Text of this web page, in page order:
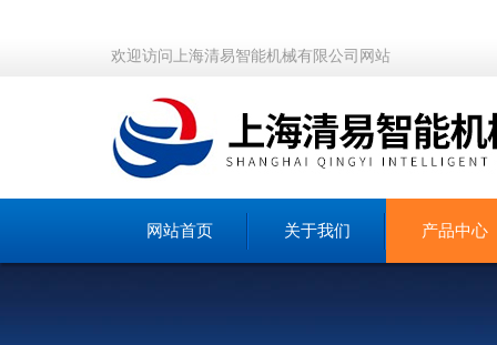
欢迎访问上海清易智能机械有限公司网站
网站首页 关于我们 产品中心